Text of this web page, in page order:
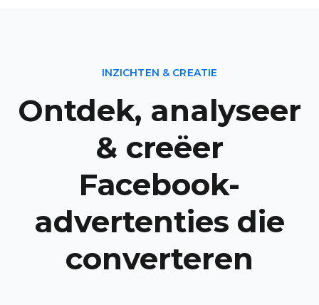
INZICHTEN & CREATIE
Ontdek, analyseer
& creëer
Facebook-
advertenties die
converteren